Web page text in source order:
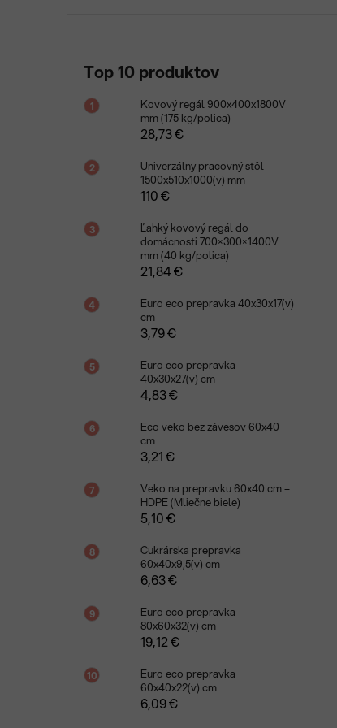
Top 10 produktov
Kovový regál 900x400x1800V
mm (175 kg/polica)
28,73 €
Univerzálny pracovný stôl
1500x510x1000(v) mm
110 €
Ľahký kovový regál do
domácnosti 700×300×1400V
mm (40 kg/polica)
21,84 €
Euro eco prepravka 40x30x17(v)
cm
3,79 €
Euro eco prepravka
40x30x27(v) cm
4,83 €
Eco veko bez závesov 60x40
cm
3,21 €
Veko na prepravku 60x40 cm –
HDPE (Mliečne biele)
5,10 €
Cukrárska prepravka
60x40x9,5(v) cm
6,63 €
Euro eco prepravka
80x60x32(v) cm
19,12 €
Euro eco prepravka
60x40x22(v) cm
6,09 €